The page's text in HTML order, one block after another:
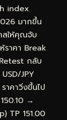
index
มากขึ้น
สให้คุณจับ
ราคา Break
กลับ
JPY
คาวิ่งขึ้นไป
→
TP 151.00